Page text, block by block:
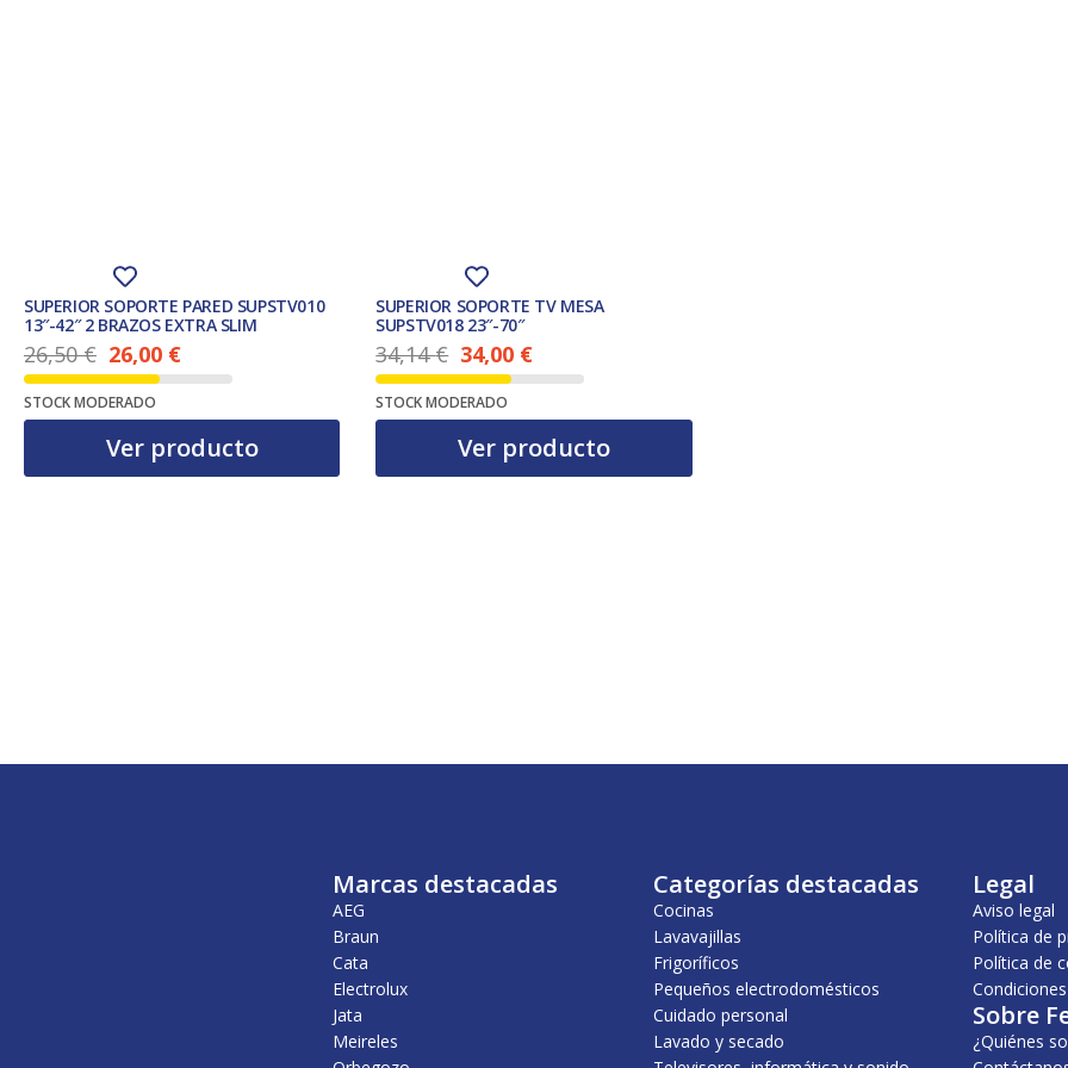
SUPERIOR SOPORTE PARED SUPSTV010
13″-42″ 2 BRAZOS EXTRA SLIM
26,50€
El precio original era: 26,50 €.
26,00 €
El precio actual es: 26,00 €.
STOCK MODERADO
Ver producto
SUPERIOR SOPORTE TV MESA
SUPSTV018 23″-70″
34,14€
El precio original era: 34,14 €.
34,00 €
El precio actual es: 34,00 €.
STOCK MODERADO
Ver producto
Marcas destacadas
AEG
Braun
Cata
Electrolux
Jata
Meireles
Categorías destacadas
Cocinas
Lavavajillas
Frigoríficos
Pequeños electrodomésticos
Cuidado personal
Lavado y secado
Legal
Aviso legal
Política de
Política de
Sobre
¿Quiénes